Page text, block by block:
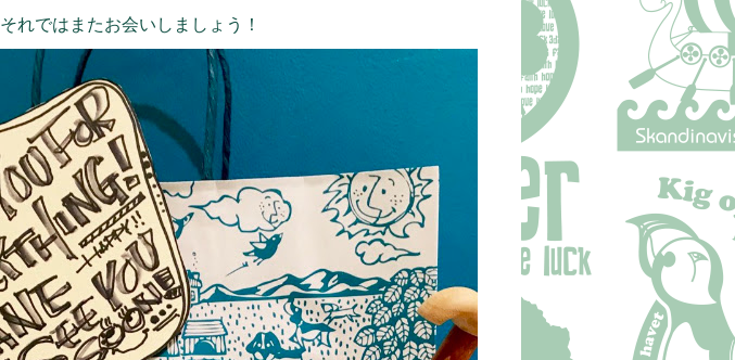
それではまたお会いしましょう！